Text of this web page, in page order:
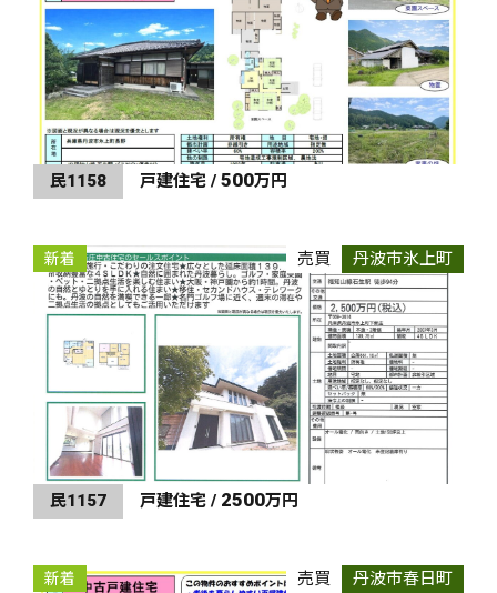
民1158 戸建住宅 / 500万円
新着 売買 丹波市氷上町
民1157 戸建住宅 / 2500万円
新着 売買 丹波市春日町